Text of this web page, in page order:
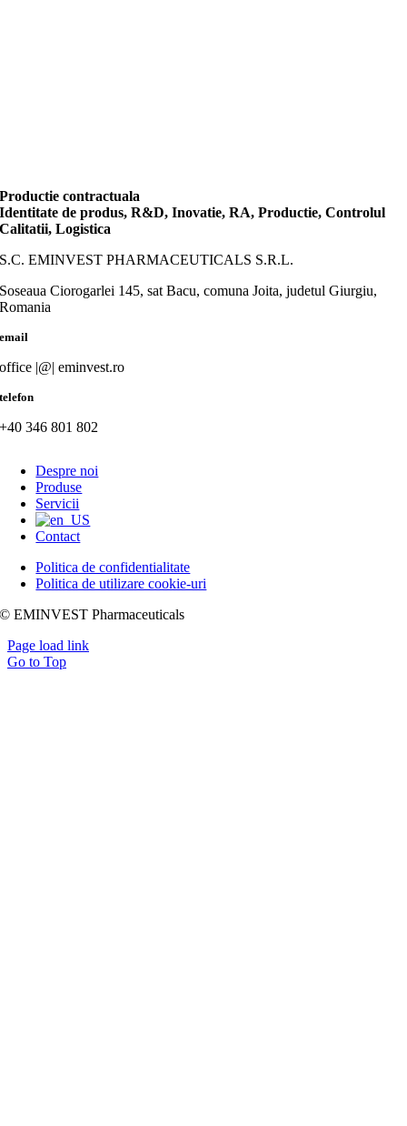
Productie contractuala
Identitate de produs, R&D, Inovatie, RA, Productie, Controlul
Calitatii, Logistica
S.C. EMINVEST PHARMACEUTICALS S.R.L.
Soseaua Ciorogarlei 145, sat Bacu, comuna Joita, judetul Giurgiu,
Romania
email
office |@| eminvest.ro
telefon
+40 346 801 802
Despre noi
Produse
Servicii
Contact
Politica de confidentialitate
Politica de utilizare cookie-uri
© EMINVEST Pharmaceuticals
Page load link
Go to Top